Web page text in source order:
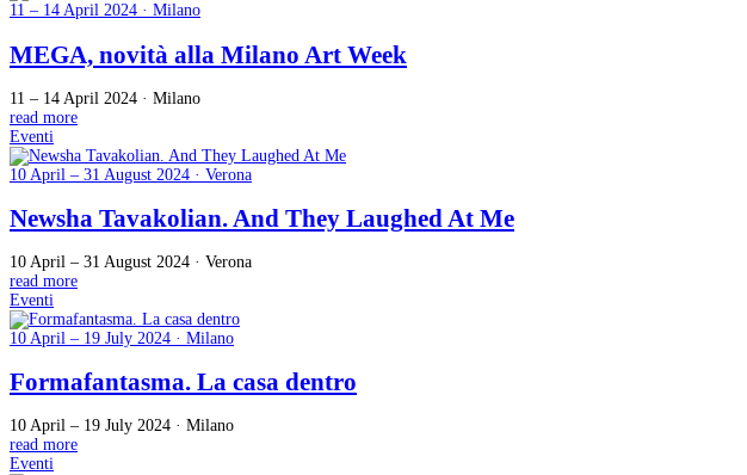
11 – 14 April 2024 · Milano
MEGA, novità alla Milano Art Week
11 – 14 April 2024 · Milano
read more
Eventi
10 April – 31 August 2024 · Verona
Newsha Tavakolian. And They Laughed At Me
10 April – 31 August 2024 · Verona
read more
Eventi
10 April – 19 July 2024 · Milano
Formafantasma. La casa dentro
10 April – 19 July 2024 · Milano
read more
Eventi